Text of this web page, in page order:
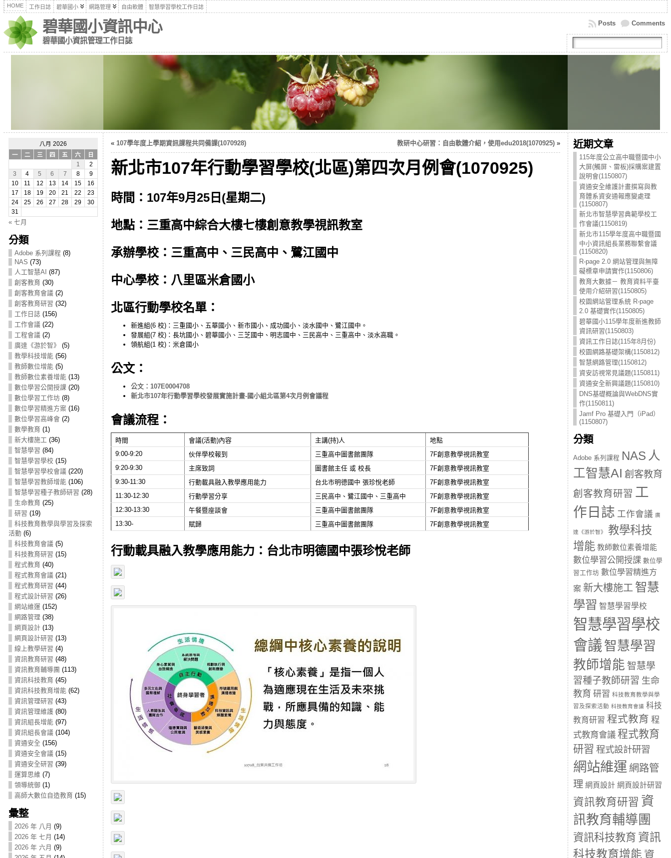
HOME 工作日誌 碧華國小 網路管理 自由軟體 智慧學習學校工作日誌
碧華國小資訊中心
碧華國小資訊管理工作日誌
Comments
Posts
八月 2026
一
二 三 四 五 六
日
1
2
3
4 5 6 7 8
9
10
11 12 13 14 15
16
17
18 19 20 21 22
23
24
25 26 27 28 29
30
31
« 七月
分類
Adobe 系列課程 (8)
NAS (73)
人工智慧AI (87)
創客教育 (30)
創客教育會議 (2)
創客教育研習 (32)
工作日誌 (156)
工作會議 (22)
工程會議 (2)
廣達《游於智》
(5)
教學科技增能(56)
教師數位增能(5)
教師數位素養增能(13)
數位學習公開授課 (20)
數位學習工作坊(8)
數位學習精進方案 (16)
數位學習高峰會 (2)
數學教育 (1)
新大樓施工 (36)
智慧學習 (84)
智慧學習學校 (15)
智慧學習學校會議 (220)
智慧學習教師增能(106)
智慧學習種子教師研習 (28)
生命教育 (25)
研習 (19)
科技教育教學與學習及探索
活動 (6)
科技教育會議 (5)
科技教育研習 (15)
程式教育 (40)
程式教育會議 (21)
程式教育研習 (44)
程式設計研習 (26)
網站維運 (152)
網路管理 (38)
網頁設計(13)
網頁設計研習 (13)
線上教學研習 (4)
資訊教育研習 (48)
資訊教育輔導團 (113)
資訊科技教育 (45)
資訊科技教育增能(62)
資訊管理研習 (43)
資訊管理維護(80)
資訊組長增能(97)
資訊組長會議 (104)
資通安全 (156)
資通安全會議 (15)
資通安全研習 (39)
運算思維 (7)
領導統御 (1)
高師大數位自造教育 (15)
彙整
2026 年 八月 (9)
2026 年 七月 (14)
2026 年 六月 (9)
« 107學年度上學期資訊課程共同備課(1070928) 教研中心研習：自由軟體介紹，使用edu2018(1070925)»
新北市107年行動學習學校(北區)第四次月例會(1070925)
時間：107年9月25日(星期二)
地點：三重高中綜合大樓七樓創意教學視訊教室
承辦學校：三重高中、三民高中、鷺江國中
中心學校：八里區米倉國小
北區行動學校名單：
新進組(6 校)：三重國小、五華國小、新市國小、成功國小、淡水國中、鷺江國中。
發展組(7 校)：長坑國小、碧華國小、三芝國中、明志國中、三民高中、三重高中、淡水高職。
領航組(1 校)：米倉國小
公文：
公文：107E0004708
新北市107年行動學習學校發展實施計畫-國小組北區第4次月例會議程
會議流程：
時間 會議(活動)內容 主講(持)人
地點
9:00-9:20
伙伴學校報到 三重高中圖書館團隊
7F創意教學視訊教室
9:20-9:30
主席致詞 圖書館主任 或 校長
7F創意教學視訊教室
9:30-11:30
行動載具融入教學應用能力 台北市明德國中 張珍悅老師
7F創意教學視訊教室
11:30-12:30
行動學習分享 三民高中、鷺江國中、三重高中
7F創意教學視訊教室
12:30-13:30
午餐暨座談會 三重高中圖書館團隊
7F創意教學視訊教室
13:30-
賦歸 三重高中圖書館團隊 7F創意教學視訊教室
行動載具融入教學應用能力：台北市明德國中張珍悅老師
近期文章
115年度公立高中職暨國中小
大屏(觸屏、雷板)採購案建置
說明會(1150807)
資通安全維護計畫撰寫與教
育體系資安通報應變處理
(1150807)
新北市智慧學習典範學校工
作會議(1150819)
新北市115學年度高中職暨國
中小資訊組長業務聯繫會議
(1150820)
R-page 2.0 網站管理與無障
礙標章申請實作(1150806)
教育大數據－ 教育資料平臺
使用介紹研習(1150805)
校園網站管理系統 R-page
2.0 基礎實作(1150805)
碧華國小115學年度新進教師
資訊研習(1150803)
資訊工作日誌(115年8月份)
校園網路基礎架構(1150812)
智慧網路管理(1150812)
資安訪視常見議題(1150811)
資通安全新興議題(1150810)
DNS基礎概論與WebDNS實
作(1150811)
Jamf Pro 基礎入門（iPad）
(1150807)
分類
Adobe 系列課程 NAS 人
工智慧AI 創客教育
創客教育研習 工
作日誌 工作會議 廣
達《游於智》
教學科技
增能 教師數位素養增能
數位學習公開授課 數位學
習工作坊 數位學習精進方
案 新大樓施工 智慧
學習 智慧學習學校
智慧學習學校
會議 智慧學習
教師增能 智慧學
習種子教師研習 生命
教育 研習 科技教育教學與學
習及探索活動 科技教育會議 科技
教育研習 程式教育 程
式教育會議 程式教育
研習 程式設計研習
網站維運 網路管
理 網頁設計 網頁設計研習
資訊教育研習 資
訊教育輔導團
資訊科技教育 資訊
科技教育增能 資